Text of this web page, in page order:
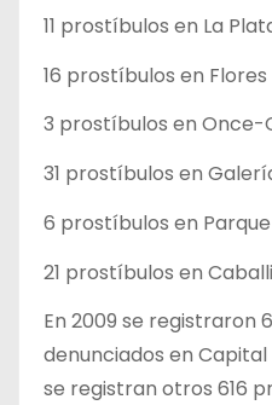
11 prostíbulos en La
16 prostíbulos en Flores
3 prostíbulos en Once-
31 prostíbulos en
6 prostíbulos en
21 prostíbulos en
En 2009 se registraron
denunciados en Capital
se registran otros 616